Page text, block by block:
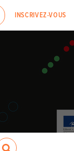
INSCRIVEZ-VOUS